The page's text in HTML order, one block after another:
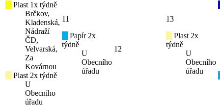
Plast 1x týdně
Brčkov,
Kladenská,
Nádraží
ČD,
Velvarská,
Za
Kovárnou
Plast 2x týdně
U
Obecního
úřadu
11
Papír 2x
týdně
U
Obecního
úřadu
12
13
Plast 2x
týdně
U
Obecního
úřadu